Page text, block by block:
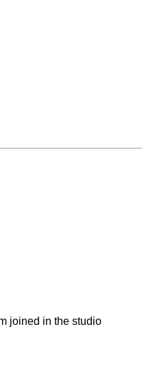
joined in the studio